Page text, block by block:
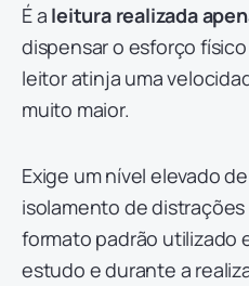
É a leitura realizada
dispensar o esforço
leitor atinja uma
muito maior.
Exige um nível elevado
isolamento de
formato padrão utilizado
estudo e durante a